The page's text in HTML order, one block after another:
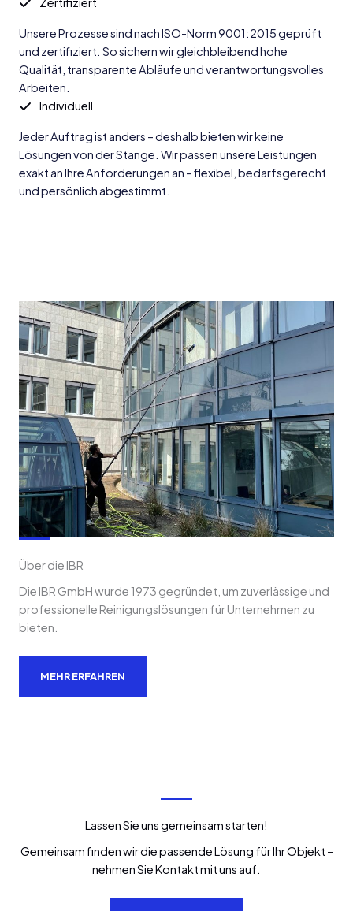
Unsere Prozesse sind nach ISO-Norm 9001:2015 geprüft
und zertifiziert. So sichern wir gleichbleibend hohe
Qualität, transparente Abläufe und verantwortungsvolles
Arbeiten.
Individuell
Jeder Auftrag ist anders – deshalb bieten wir keine
Lösungen von der Stange. Wir passen unsere Leistungen
exakt an Ihre Anforderungen an – flexibel, bedarfsgerecht
und persönlich abgestimmt.
Über die IBR
Die IBR GmbH wurde 1973 gegründet, um zuverlässige und
professionelle Reinigungslösungen für Unternehmen zu
bieten.
MEHR ERFAHREN
Lassen Sie uns gemeinsam starten!
Gemeinsam finden wir die passende Lösung für Ihr Objekt –
nehmen Sie Kontakt mit uns auf.